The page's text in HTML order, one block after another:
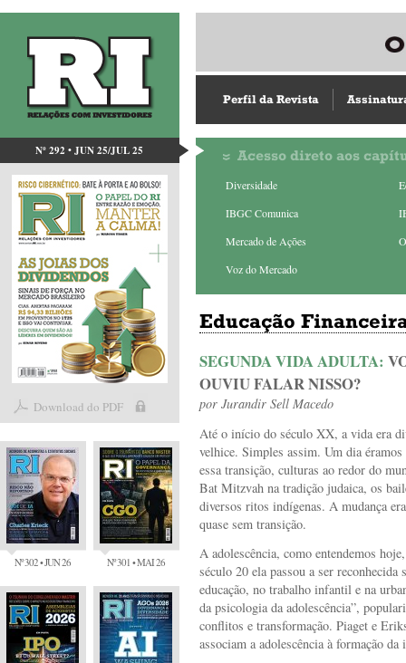
Nº 292 • JUN 25/JUL 25
Download do PDF
Nº 302 • JUN 26 Nº 301 • MAI 26
Perfil da Revista
Acesso direto aos
Diversidade
IBGC Comunica
Mercado de Ações
Voz do Mercado
Educação
SEGUNDA VIDA ADULTA:
OUVIU FALAR NISSO?
por Jurandir Sell Macedo
Até o início do século XX, a vida era
velhice. Simples assim. Um dia
essa transição, culturas ao redor do
Bat Mitzvah na tradição judaica, os
diversos ritos indígenas. A mudança
quase sem transição.
A adolescência, como entendemos
século 20 ela passou a ser
educação, no trabalho infantil e na
da psicologia da adolescência”,
conflitos e transformação. Piaget e
associam a adolescência à formação da